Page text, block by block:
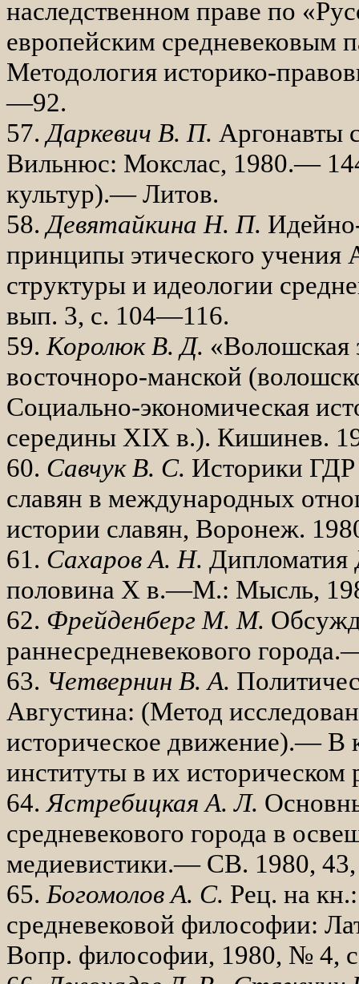
на­следственном праве по
европейским средневековым
Методология историко-
—92.
57. Даркевич В. П. Аргонавты
Виль­нюс: Мокслас, 1980.—
культур).— Литов.
58. Девятайкина Н. П.
принципы этического
структуры и идеологии
вып. 3, с. 104—116.
59. Королюк В. Д. «Волошская
восточноро-манской
Социально-экономи­ческая
середины XIX в.). Кишинев.
60. Савчук В. С. Историки ГДР
славян в международных
истории славян, Воронеж.
61. Сахаров А. Н.
половина X в.—М.: Мысль,
62. Фрейденберг М. М.
раннесредневекового
63. Четвернин В. А.
Августина: (Метод
историческое движение).— В
институты в их
64. Ястребицкая А. Л.
средневекового города в
медиевистики.— СВ. 1980,
65. Богомолов А. С. Рец. на
средневековой философии:
Вопр. философии, 1980, № 4,